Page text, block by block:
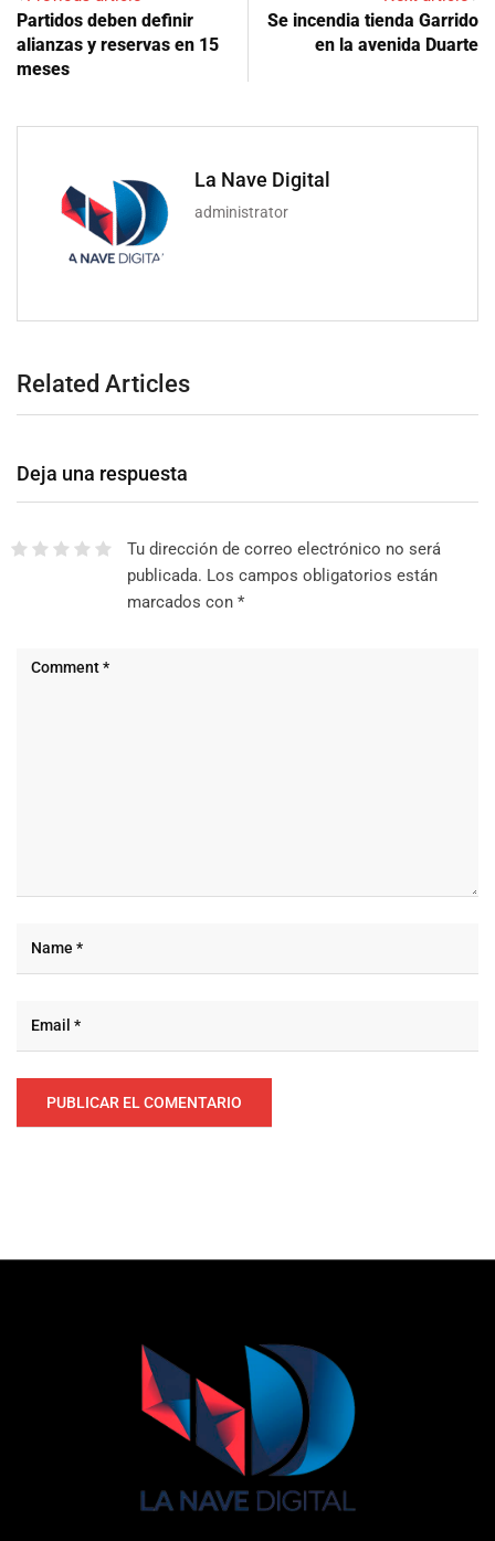
Partidos deben definir
alianzas y reservas en 15
meses
Se incendia tienda Garrido
en la avenida Duarte
La Nave Digital
administrator
Related Articles
Deja una respuesta
Tu dirección de correo electrónico no será
publicada. Los campos obligatorios están
marcados con *